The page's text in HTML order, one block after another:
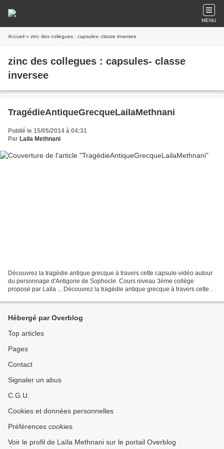
MENU
Accueil » zinc des collegues : capsules- classe inversee
zinc des collegues : capsules- classe
inversee
TragédieAntiqueGrecqueLailaMethnani
Publié le 15/05/2014 à 04:31
Par Laila Methnani
Découvrez la tragédie antique grecque à travers cette capsule-vidéo autour
du personnage d'Antigone de Sophocle. Cours niveau 3ème collège
proposé par Laïla ... Découvrez la tragédie antique grecque à travers cette
Hébergé par Overblog
Top articles
Pages
Contact
Signaler un abus
C.G.U.
Cookies et données personnelles
Préférences cookies
Voir le profil de Laïla Methnani sur le portail Overblog